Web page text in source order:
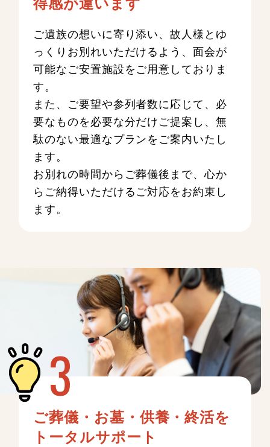
ご遺族の想いに寄り添い、故人様とゆ
っくりお別れいただけるよう、面会が
可能なご安置施設をご用意しておりま
す。
また、ご要望や参列者数に応じて、必
要なものを必要な分だけご提案し、無
駄のない最適なプランをご案内いたし
ます。
お別れの時間からご葬儀後まで、心か
らご納得いただけるご対応をお約束し
ます。
ご葬儀・お墓・供養・終活を
トータルサポート